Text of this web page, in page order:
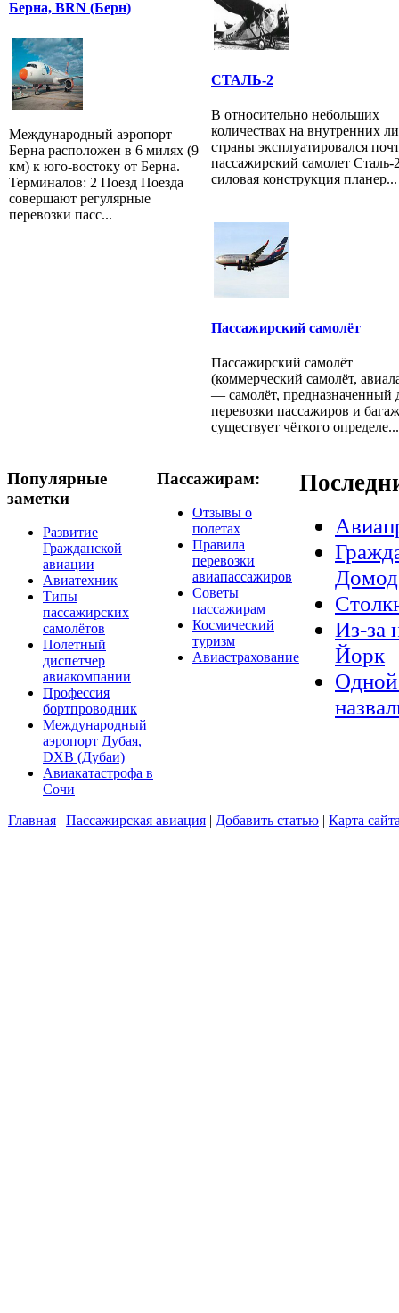
Берна, BRN (Берн)
Международный аэропорт
Берна расположен в 6 милях (9
км) к юго-востоку от Берна.
Терминалов: 2 Поезд Поезда
совершают регулярные
перевозки пасс...
СТАЛЬ-2
В относительно небольших
количествах на внутренних
страны эксплуатировался
пассажирский самолет Cтaль-
силовая конструкция планер...
Пассажирский самолёт
Пассажирский самолёт
(коммерческий самолёт,
— самолёт, предназначенный
перевозки пассажиров и
существует чёткого определе...
Популярные
заметки
Развитие
Гражданской
авиации
Авиатехник
Типы
пассажирских
самолётов
Полетный
диспетчер
авиакомпании
Профессия
бортпроводник
Международный
аэропорт Дубая,
DXB (Дубаи)
Авиакатастрофа в
Сочи
Пассажирам:
Отзывы о
полетах
Правила
перевозки
авиапассажиров
Советы
пассажирам
Космический
туризм
Авиастрахование
Из-за
Йорк
Одной
Главная | Пассажирская авиация | Добавить статью | Карта